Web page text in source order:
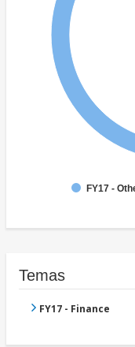
FY17 -
Temas
FY17 - Finance